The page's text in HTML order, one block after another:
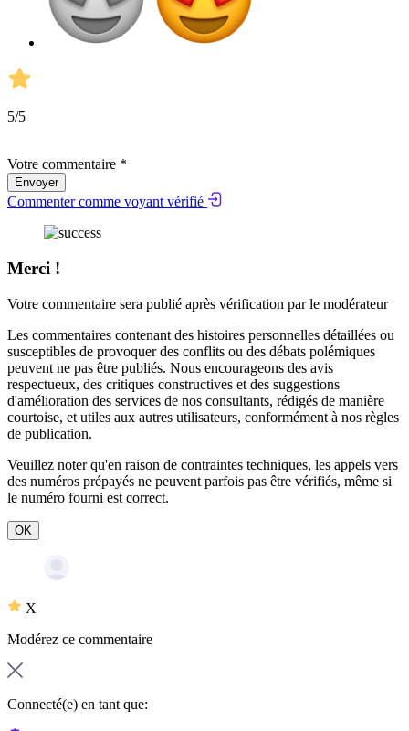
5/5
Votre commentaire *
Envoyer
Commenter comme voyant vérifié
Merci !
Votre commentaire sera publié après vérification par le modérateur
Les commentaires contenant des histoires personnelles détaillées ou
susceptibles de provoquer des conflits ou des débats polémiques
peuvent ne pas être publiés. Nous encourageons des avis
respectueux, des critiques constructives et des suggestions
d'amélioration des services de nos consultants, rédigés de manière
courtoise, et utiles aux autres utilisateurs, conformément à nos règles
de publication.
Veuillez noter qu'en raison de contraintes techniques, les appels vers
des numéros prépayés ne peuvent parfois pas être vérifiés, même si
le numéro fourni est correct.
OK
X
Modérez ce commentaire
Connecté(e) en tant que: